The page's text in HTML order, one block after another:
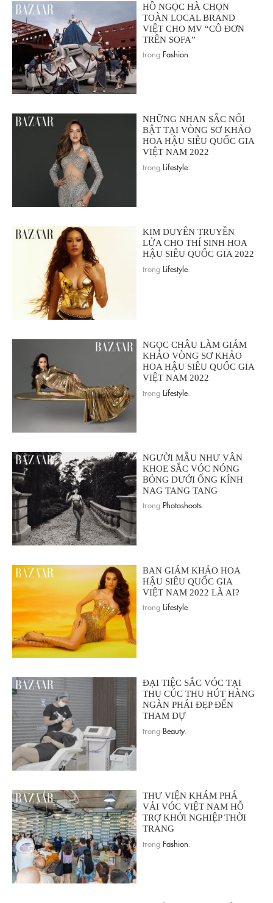
HỒ NGỌC HÀ CHỌN
TOÀN LOCAL BRAND
VIỆT CHO MV “CÔ ĐƠN
TRÊN SOFA”
trong Fashion
NHỮNG NHAN SẮC NỔI
BẬT TẠI VÒNG SƠ KHẢO
HOA HẬU SIÊU QUỐC GIA
VIỆT NAM 2022
trong Lifestyle
KIM DUYÊN TRUYỀN
LỬA CHO THÍ SINH HOA
HẬU SIÊU QUỐC GIA 2022
trong Lifestyle
NGỌC CHÂU LÀM GIÁM
KHẢO VÒNG SƠ KHẢO
HOA HẬU SIÊU QUỐC GIA
VIỆT NAM 2022
trong Lifestyle
NGƯỜI MẪU NHƯ VÂN
KHOE SẮC VÓC NÓNG
BỎNG DƯỚI ỐNG KÍNH
NAG TANG TANG
trong Photoshoots
BAN GIÁM KHẢO HOA
HẬU SIÊU QUỐC GIA
VIỆT NAM 2022 LÀ AI?
trong Lifestyle
ĐẠI TIỆC SẮC VÓC TẠI
THU CÚC THU HÚT HÀNG
NGÀN PHÁI ĐẸP ĐẾN
THAM DỰ
trong Beauty.
THƯ VIỆN KHÁM PHÁ
VẢI VÓC VIỆT NAM HỖ
TRỢ KHỞI NGHIỆP THỜI
TRANG
trong Fashion